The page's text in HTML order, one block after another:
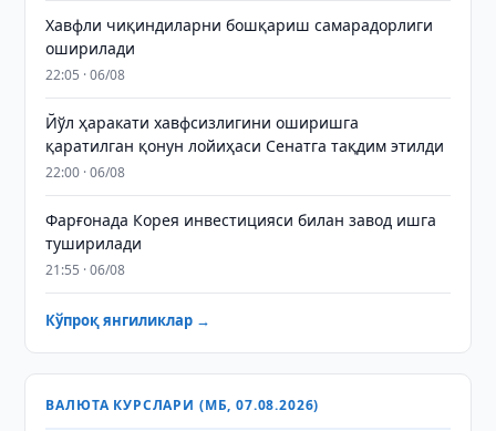
Хавфли чиқиндиларни бошқариш самарадорлиги
оширилади
22:05 · 06/08
Йўл ҳаракати хавфсизлигини оширишга
қаратилган қонун лойиҳаси Сенатга тақдим этилди
22:00 · 06/08
Фарғонада Корея инвестицияси билан завод ишга
туширилади
21:55 · 06/08
Кўпроқ янгиликлар →
ВАЛЮТА КУРСЛАРИ (МБ, 07.08.2026)